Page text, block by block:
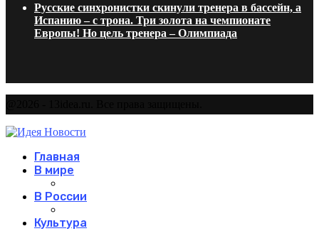
Русские синхронистки скинули тренера в бассейн, а
Испанию – с трона. Три золота на чемпионате
Европы! Но цель тренера – Олимпиада
Главная
В мире
В России
Культура